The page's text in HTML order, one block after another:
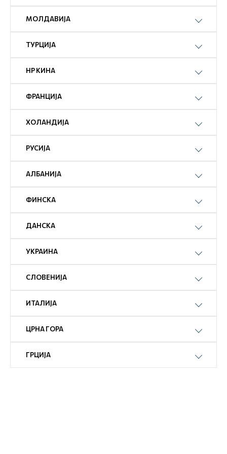
МОЛДАВИЈА
ТУРЦИЈА
НР КИНА
ФРАНЦИЈА
ХОЛАНДИЈА
РУСИЈА
АЛБАНИЈА
ФИНСКА
ДАНСКА
УКРАИНА
СЛОВЕНИЈА
ИТАЛИЈА
ЦРНА ГОРА
ГРЦИЈА